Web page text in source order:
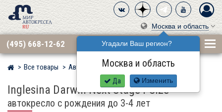
Москва и область
Угадали Ваш регион?
Москва и область
Да Изменить
(495) 668-12-62
Мир детских автокресел
Все товары Автокресла по бренду INGLESINA
Inglesina Darwin Next Stage i-Size–
автокресло с рождения до 3-4 лет